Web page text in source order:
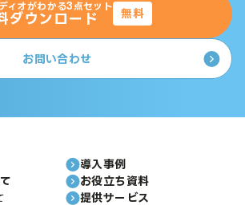
ィオがわかる3点セット
ダウンロード 無料
お問い合わせ
導入事例
お役立ち資料
提供サービス